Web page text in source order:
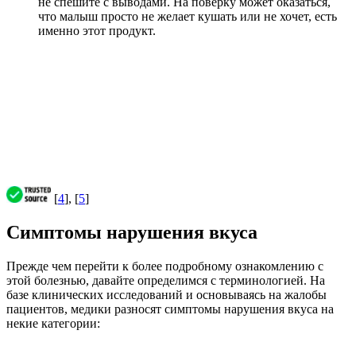
что малыш просто не желает кушать или не хочет, есть
именно этот продукт.
[4], [5]
Симптомы нарушения вкуса
Прежде чем перейти к более подробному ознакомлению с
этой болезнью, давайте определимся с терминологией. На
базе клинических исследований и основываясь на жалобы
пациентов, медики разносят симптомы нарушения вкуса на
некие категории: